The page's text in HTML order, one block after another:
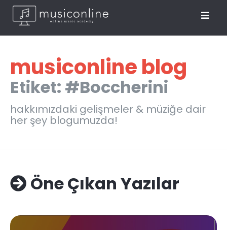
musiconline blog
Etiket: #Boccherini
hakkımızdaki gelişmeler & müziğe dair
her şey blogumuzda!
Öne Çıkan Yazılar